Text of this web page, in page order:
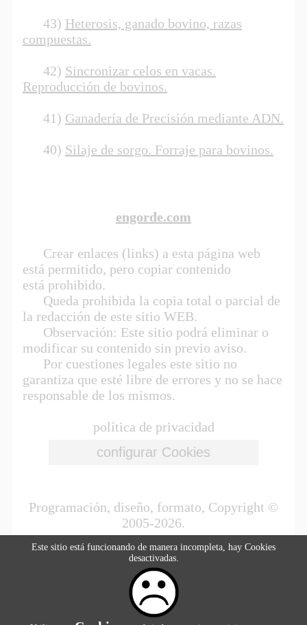
Este sitio está funcionando de manera incompleta, hay Cookies
desactivadas.
43) Heterosis, ganado bovino, razas
compuestas.
42) Sincronizar celos en vacas.
Reproducción de bovinos.
41) Ganadería de Precisión mediante ADN.
40) Silaje de sorgo. Forraje para bovinos.
engorde.com
Crear enlaces (links) a esta página web
está permitido, pero copiar contenido
está prohibido.
Queda prohibida la copia total o parcial de
la redacción de este sitio WEB.
Observación: Este sitio podrá eliminar o
modificar su contenido sin previo aviso.
Por cuestiones legales este sitio no
garantiza que esté libre de errores y no se hace
responsable de los mismos.
política de privacidad
Programación, diseño, formato, Copyright ©
2005-2026.